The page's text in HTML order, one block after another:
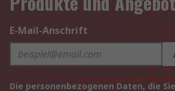
E-Mail-Anschrift
Die personenbezogenen Daten, die